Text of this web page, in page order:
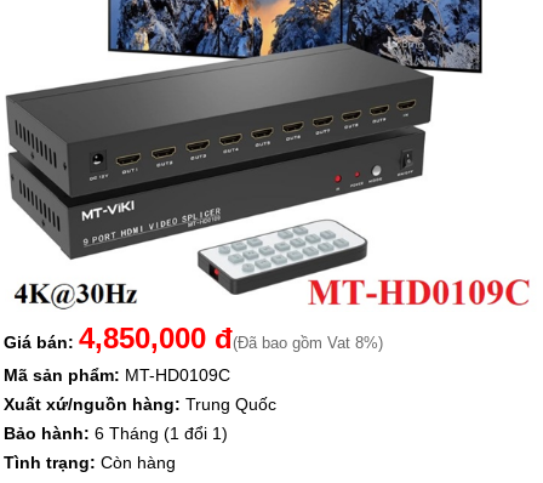
Giá bán: 4,850,000 đ(Đã bao gồm Vat 8%)
Mã sản phẩm: MT-HD0109C
Xuất xứ/nguồn hàng: Trung Quốc
Bảo hành: 6 Tháng (1 đổi 1)
Tình trạng: Còn hàng